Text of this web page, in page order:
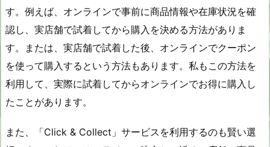
す。例えば、オンラインで事前に商品情報や在庫状況を確
認し、実店舗で試着してから購入を決める方法がありま
す。または、実店舗で試着した後、オンラインでクーポン
を使って購入するという方法もあります。私もこの方法を
利用して、実際に試着してからオンラインでお得に購入し
たことがあります。
また、「Click & Collect」サービスを利用するのも賢い選